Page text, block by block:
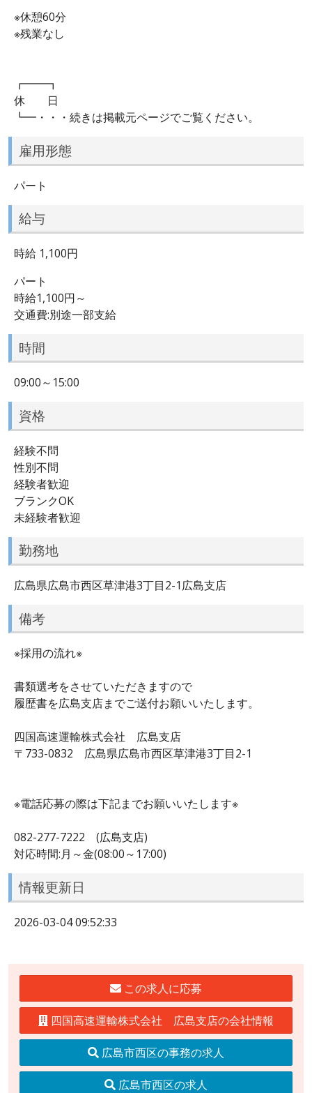
※休憩60分
※残業なし
┏━━┓
休 日
┗━・・・続きは掲載元ページでご覧ください。
雇用形態
パート
給与
時給 1,100円
パート
時給1,100円～
交通費:別途一部支給
時間
09:00～15:00
資格
経験不問
性別不問
経験者歓迎
ブランクOK
未経験者歓迎
勤務地
広島県広島市西区草津港3丁目2-1広島支店
備考
※採用の流れ※
書類選考をさせていただきますので
履歴書を広島支店までご送付お願いいたします。
四国高速運輸株式会社 広島支店
〒733-0832 広島県広島市西区草津港3丁目2-1
※電話応募の際は下記までお願いいたします※
082-277-7222 (広島支店)
対応時間:月～金(08:00～17:00)
情報更新日
2026-03-04 09:52:33
この求人に応募
四国高速運輸株式会社 広島支店の会社情報
広島市西区の事務の求人
広島市西区の求人